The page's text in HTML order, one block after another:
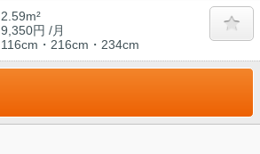
2.59m²
9,350円 /月
116cm・216cm・234cm